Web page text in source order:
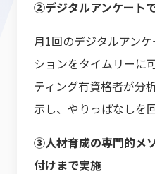
②デジタルアンケート
月1回のデジタルアン
ションをタイムリーに
ティング有資格者が分
示し、やりっぱなしを
③人材育成の専門的メ
付けまで実施